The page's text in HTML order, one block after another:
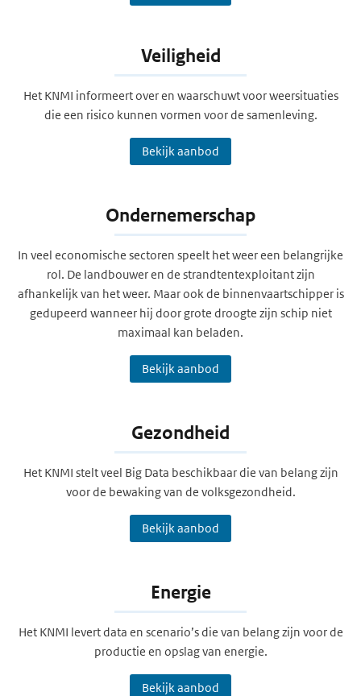
Veiligheid
Het KNMI informeert over en waarschuwt voor weersituaties
die een risico kunnen vormen voor de samenleving.
Bekijk aanbod
Ondernemerschap
In veel economische sectoren speelt het weer een belangrijke
rol. De landbouwer en de strandtentexploitant zijn
afhankelijk van het weer. Maar ook de binnenvaartschipper is
gedupeerd wanneer hij door grote droogte zijn schip niet
maximaal kan beladen.
Bekijk aanbod
Gezondheid
Het KNMI stelt veel Big Data beschikbaar die van belang zijn
voor de bewaking van de volksgezondheid.
Bekijk aanbod
Energie
Het KNMI levert data en scenario’s die van belang zijn voor de
productie en opslag van energie.
Bekijk aanbod